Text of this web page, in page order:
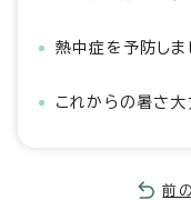
熱中症を予防しま
これからの暑さ大
前